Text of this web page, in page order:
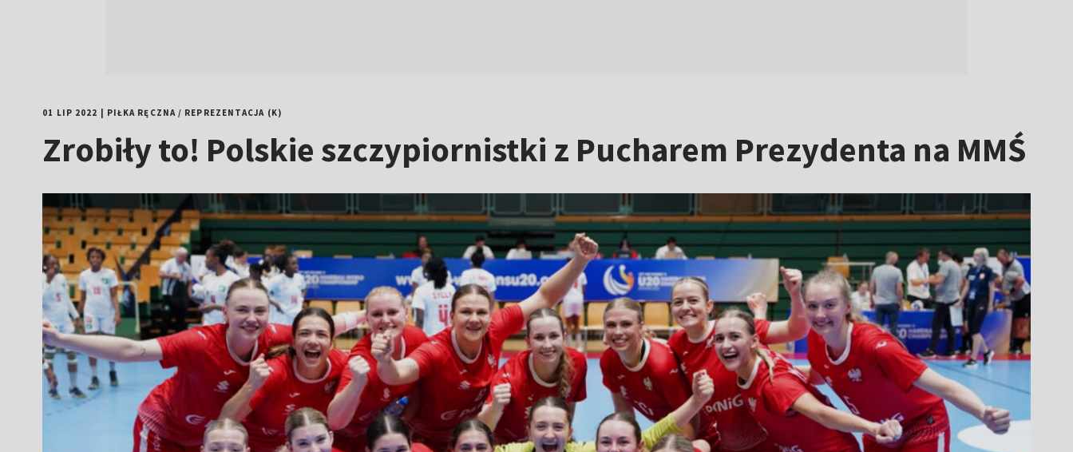
01 LIP 2022 PIŁKA RĘCZNA/ REPREZENTACJA (K)
Zrobiły to! Polskie szczypiornistki z Pucharem Prezydenta na MMŚ